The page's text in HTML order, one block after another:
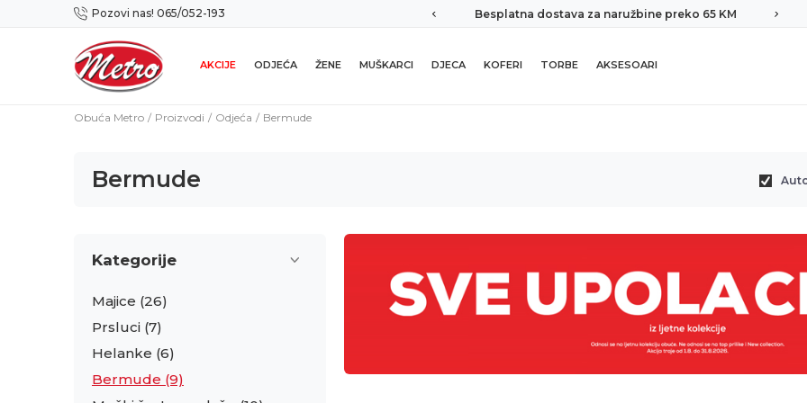
Pozovi nas! 065/052-193
Preuzmi NOVU Metro mobilnu aplikaciju! Besplatna dostava za naružbine preko 65 KM
AKCIJE ODJEĆA ŽENE MUŠKARCI DJECA KOFERI TORBE AKSESOARI
Obuća Metro Proizvodi Odjeća Bermude
Bermude
Kategorije
Majice (26)
Prsluci (7)
Helanke (6)
Bermude (9)